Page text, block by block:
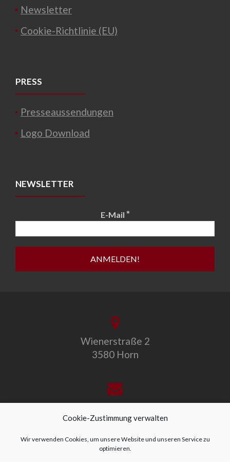
Cookie-Zustimmung verwalten
Wir verwenden Cookies, um unsere Website und unseren Service zu
optimieren.
Newsletter
Cookie-Richtlinie (EU)
PRESS
Presseaussendungen
Logo Download
NEWSLETTER
E-Mail *
Wienerstraße 2
3580 Horn
office@allegro-vivo.at